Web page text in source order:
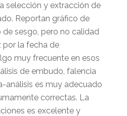
selección y extracción de
Reportan gráfico de
de sesgo, pero no calidad
por la fecha de
muy frecuente en esos
de embudo, falencia
análisis es muy adecuado
correctas. La
es excelente y